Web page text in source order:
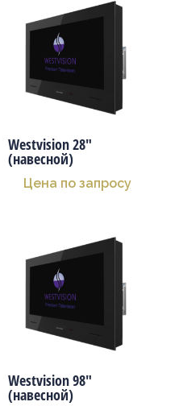
Westvision 28″
(навесной)
Цена по запросу
Westvision 98″
(навесной)